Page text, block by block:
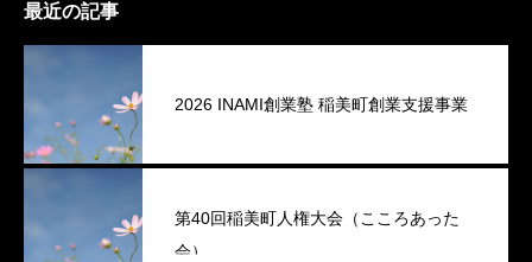
最近の記事
2026 INAMI創業塾 稲美町創業支援事業
第40回稲美町人権大会（こころあった
会）